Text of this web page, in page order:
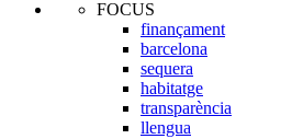
FOCUS
finançament
barcelona
sequera
habitatge
transparència
llengua